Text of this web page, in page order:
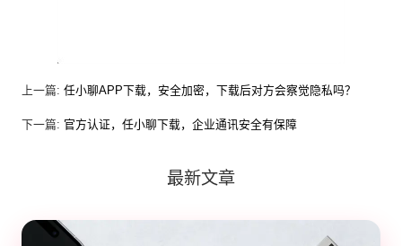
上一篇: 任小聊APP下载，安全加密，下载后对方会察觉隐私吗？
下一篇: 官方认证，任小聊下载，企业通讯安全有保障
最新文章